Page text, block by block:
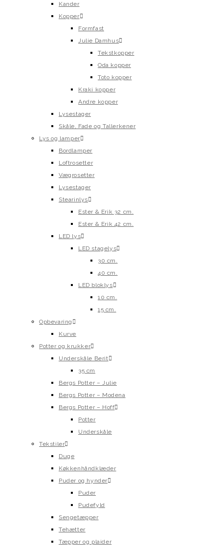
Kander
Kopper
Formfast
Julie Damhus
Tekstkopper
Oda kopper
Toto kopper
Kraki kopper
Andre kopper
Lysestager
Skåle, Fade og Tallerkener
Lys og lamper
Bordlamper
Loftrosetter
Vægrosetter
Lysestager
Stearinlys
Ester & Erik 32 cm.
Ester & Erik 42 cm.
LED lys
LED stagelys
30 cm.
40 cm.
LED bloklys
10 cm.
15 cm.
Opbevaring
Kurve
Potter og krukker
Underskåle Berit
35 cm
Bergs Potter – Julie
Bergs Potter – Modena
Bergs Potter – Hoff
Potter
Underskåle
Tekstiler
Duge
Køkkenhåndklæder
Puder og hynder
Puder
Pudefyld
Sengetæpper
Tehætter
Tæpper og plaider